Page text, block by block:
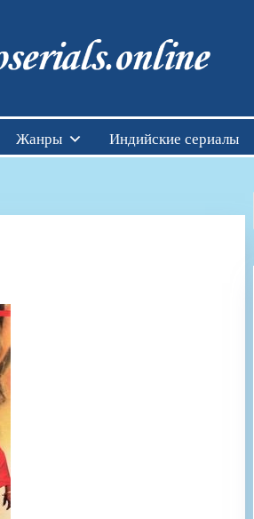
фильмы
Жанры Индийские сериалы